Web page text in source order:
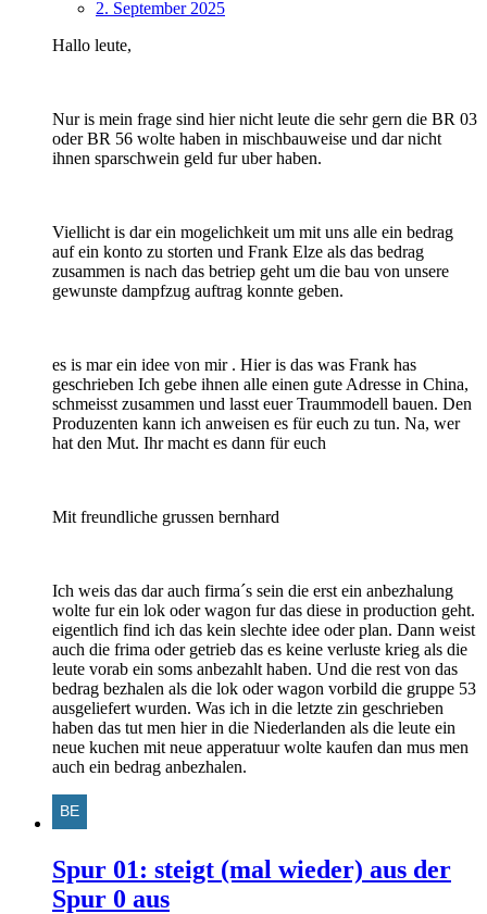
2. September 2025
Hallo leute,
Nur is mein frage sind hier nicht leute die sehr gern die BR 03
oder BR 56 wolte haben in mischbauweise und dar nicht
ihnen sparschwein geld fur uber haben.
Viellicht is dar ein mogelichkeit um mit uns alle ein bedrag
auf ein konto zu storten und Frank Elze als das bedrag
zusammen is nach das betriep geht um die bau von unsere
gewunste dampfzug auftrag konnte geben.
es is mar ein idee von mir . Hier is das was Frank has
geschrieben Ich gebe ihnen alle einen gute Adresse in China,
schmeisst zusammen und lasst euer Traummodell bauen. Den
Produzenten kann ich anweisen es für euch zu tun. Na, wer
hat den Mut. Ihr macht es dann für euch
Mit freundliche grussen bernhard
Ich weis das dar auch firma´s sein die erst ein anbezhalung
wolte fur ein lok oder wagon fur das diese in production geht.
eigentlich find ich das kein slechte idee oder plan. Dann weist
auch die frima oder getrieb das es keine verluste krieg als die
leute vorab ein soms anbezahlt haben. Und die rest von das
bedrag bezhalen als die lok oder wagon vorbild die gruppe 53
ausgeliefert wurden. Was ich in die letzte zin geschrieben
haben das tut men hier in die Niederlanden als die leute ein
neue kuchen mit neue apperatuur wolte kaufen dan mus men
auch ein bedrag anbezhalen.
Spur 01: steigt (mal wieder) aus der
Spur 0 aus